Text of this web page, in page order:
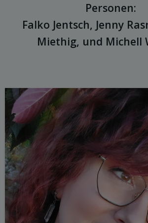
Personen:
Falko Jentsch, Jenny
Miethig, und Michell